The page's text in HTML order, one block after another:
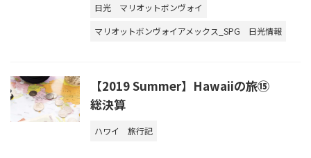
日光
マリオットボンヴォイ
マリオットボンヴォイアメックス_SPG
日光情報
【2019 Summer】Hawaiiの旅⑮
総決算
ハワイ 旅行記